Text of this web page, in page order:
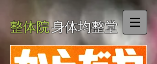
整体院身体均整堂